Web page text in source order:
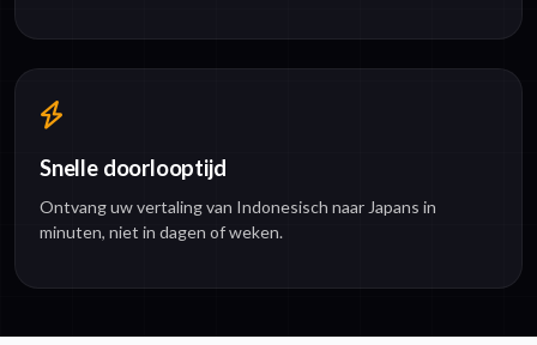
Snelle doorlooptijd
Ontvang uw vertaling van Indonesisch naar Japans in
minuten, niet in dagen of weken.